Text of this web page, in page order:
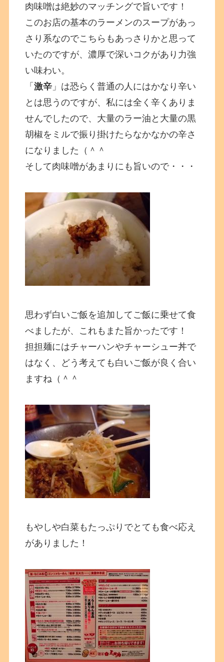
肉味噌は絶妙のマッチングで旨いです！
このお店の基本のラーメンのスープがあっ
さり系なのでこちらもあっさりかと思って
いたのですが、濃厚で深いコクがあり力強
い味わい。
「激辛 」は恐らく普通の人にはかなり辛い
とは思うのですが、私には全く辛くありま
せんでしたので、大量のラー油と大量の黒
胡椒をミルで振り掛けたらなかなかの辛さ
になりました（＾＾
そして肉味噌があまりにも旨いので・・・
思わず白いご飯を追加してご飯に乗せて食
べましたが、これもまた旨かったです！
担担麺にはチャーハンやチャーシュー丼で
はなく、どう考えても白いご飯が良く合い
ますね（＾＾
もやしや白菜もたっぷりでとても食べ応え
がありました！